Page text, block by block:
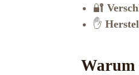
🔐
✋
Warum